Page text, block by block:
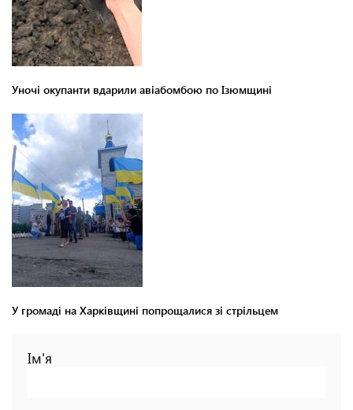
Уночі окупанти вдарили авіабомбою по Ізюмщині
У громаді на Харківщині попрощалися зі стрільцем
Ім'я